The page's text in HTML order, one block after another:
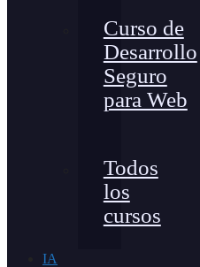
Curso de
Desarrollo
Seguro
para Web
Todos
los
cursos
IA